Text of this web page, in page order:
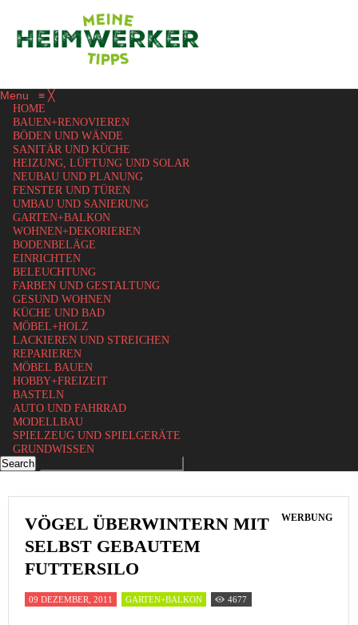
Menu ≡ ╳
HOME
BAUEN+RENOVIEREN
BÖDEN UND WÄNDE
SANITÄR UND KÜCHE
HEIZUNG, LÜFTUNG UND SOLAR
NEUBAU UND PLANUNG
FENSTER UND TÜREN
UMBAU UND SANIERUNG
GARTEN+BALKON
WOHNEN+DEKORIEREN
BODENBELÄGE
EINRICHTEN
BELEUCHTUNG
FARBEN UND GESTALTUNG
GESUND WOHNEN
KÜCHE UND BAD
MÖBEL+HOLZ
LACKIEREN UND STREICHEN
REPARIEREN
MÖBEL BAUEN
HOBBY+FREIZEIT
BASTELN
AUTO UND FAHRRAD
MODELLBAU
SPIELZEUG UND SPIELGERÄTE
GRUNDWISSEN
VÖGEL ÜBERWINTERN MIT
SELBST GEBAUTEM
FUTTERSILO
WERBUNG
09 DEZEMBER, 2011 GARTEN+BALKON 4677